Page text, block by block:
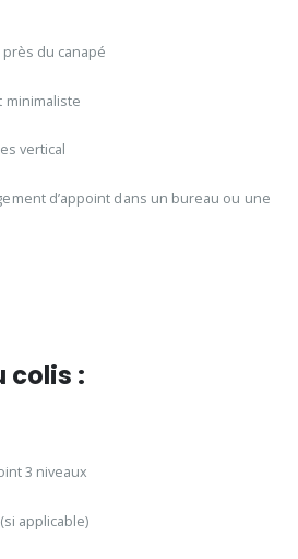
près du canapé
minimaliste
vertical
d’appoint dans un bureau ou une
colis :
3 niveaux
applicable)